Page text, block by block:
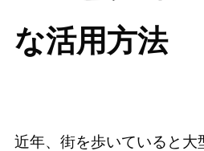
な活用方法
近年、街を歩いていると大